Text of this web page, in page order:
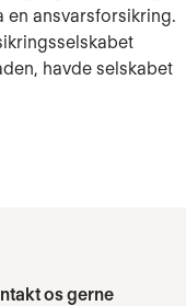
ansvarsforsikring.
havde selskabet
os gerne